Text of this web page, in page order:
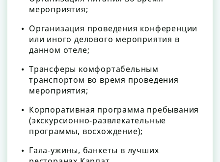
мероприятия;
Организация проведения конференции
или иного делового мероприятия в
данном отеле;
Трансферы комфортабельным
транспортом во время проведения
мероприятия;
Корпоративная программа пребывания
(экскурсионно-развлекательные
программы, восхождение);
Гала-ужины, банкеты в лучших